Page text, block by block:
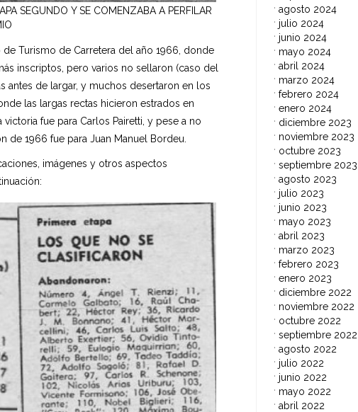
SEGUNDO Y SE COMENZABA A PERFILAR
Turismo de Carretera del año 1966, donde
inscriptos, pero varios no sellaron (caso del
antes de largar, y muchos desertaron en los
las largas rectas hicieron estrados en
fue para Carlos Pairetti, y pese a no
de 1966 fue para Juan Manuel Bordeu.
imágenes y otros aspectos
agosto 2024
julio 2024
junio 2024
mayo 2024
abril 2024
marzo 2024
febrero 2024
enero 2024
diciembre 2023
noviembre 2023
octubre 2023
septiembre 2023
agosto 2023
julio 2023
junio 2023
mayo 2023
abril 2023
marzo 2023
febrero 2023
enero 2023
diciembre 2022
noviembre 2022
octubre 2022
septiembre 2022
agosto 2022
julio 2022
junio 2022
mayo 2022
abril 2022